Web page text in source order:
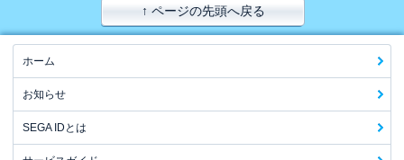
↑ ページの先頭へ戻る
ホーム
お知らせ
SEGA IDとは